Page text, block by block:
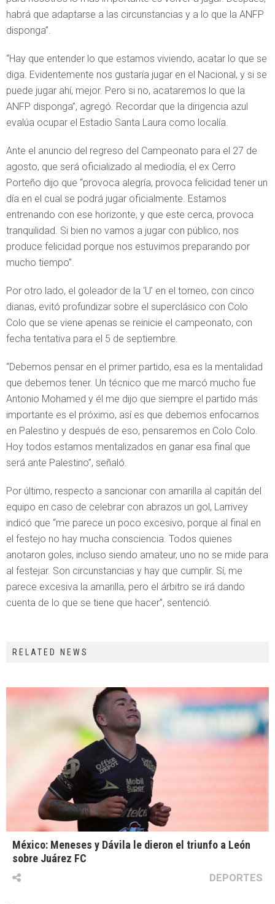
habrá que adaptarse a las circunstancias y a lo que la ANFP
disponga”.
“Hay que entender lo que estamos viviendo, acatar lo que se
diga. Evidentemente nos gustaría jugar en el Nacional, y si se
puede jugar ahí, mejor. Pero si no, acataremos lo que la
ANFP disponga”, agregó. Recordar que la dirigencia azul
evalúa ocupar el Estadio Santa Laura como localía.
Ante el anuncio del regreso del Campeonato para el 27 de
agosto, que será oficializado al mediodía, el ex Cerro
Porteño dijo que “provoca alegría, provoca felicidad tener un
día en el cual se podrá jugar oficialmente. Estamos
entrenando con ese horizonte, y que este cerca, provoca
tranquilidad. Si bien no vamos a jugar con público, nos
produce felicidad porque nos estuvimos preparando por
mucho tiempo”.
Por otro lado, el goleador de la ‘U’ en el torneo, con cinco
dianas, evitó profundizar sobre el superclásico con Colo
Colo que se viene apenas se reinicie el campeonato, con
fecha tentativa para el 5 de septiembre.
“Debemos pensar en el primer partido, esa es la mentalidad
que debemos tener. Un técnico que me marcó mucho fue
Antonio Mohamed y él me dijo que siempre el partido más
importante es el próximo, así es que debemos enfocarnos
en Palestino y después de eso, pensaremos en Colo Colo.
Hoy todos estamos mentalizados en ganar esa final que
será ante Palestino”, señaló.
Por último, respecto a sancionar con amarilla al capitán del
equipo en caso de celebrar con abrazos un gol, Larrivey
indicó que “me parece un poco excesivo, porque al final en
el festejo no hay mucha consciencia. Todos quienes
anotaron goles, incluso siendo amateur, uno no se mide para
al festejar. Son circunstancias y hay que cumplir. Sí, me
parece excesiva la amarilla, pero el árbitro se irá dando
cuenta de lo que se tiene que hacer”, sentenció.
RELATED NEWS
México: Meneses y Dávila le dieron el triunfo a León
sobre Juárez FC
DEPORTES